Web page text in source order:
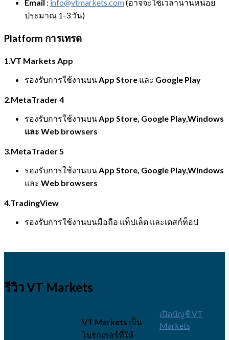
Email : info@vtmarkets.com(อาจจะใช้เวลานานหน่อย
ประมาณ 1-3 วัน)
Platform การเทรด
1.VT Markets App
รองรับการใช้งานบนApp Store และ Google Play
2.MetaTrader 4
รองรับการใช้งานบนApp Store, Google Play,Windows
และ Web browsers
3.MetaTrader 5
รองรับการใช้งานบนApp Store, Google Play,Windows
และ Web browsers
4.TradingView
รองรับการใช้งานบนมือถือ แท็ปเล็ต และเดสก์ท็อป
รีวิว VT Markets
VT Markets เป็น
โบรกเกอร์ที่ให้
เปิดบัญชี VT
Markets